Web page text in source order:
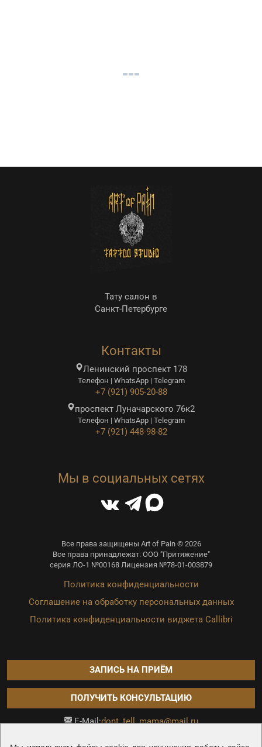
Тату салон в
Санкт-Петербурге
Контакты
Ленинский проспект 178
Телефон | WhatsApp | Telegram
+7 (921) 905-20-88
проспект Луначарского 76к2
Телефон | WhatsApp | Telegram
+7 (921) 448-98-82
Мы в социальных сетях
Все права защищены Art of Pain © 2026
Все права принадлежат: ООО "Притяжение"
серия ЛО-1 №00168 Лицензия №78-01-003879
Политика конфиденциальности
Соглашение на обработку персональных данных
Политика конфиденциальности виджета Callibri
ЗАПИСЬ НА ПРИЁМ
ПОЛУЧИТЬ КОНСУЛЬТАЦИЮ
E-Mail:dont_tell_mama@mail.ru